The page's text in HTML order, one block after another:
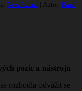
Nezařazené | Autor: Paní
pozic a nástrojů
rozhodla odvážit se